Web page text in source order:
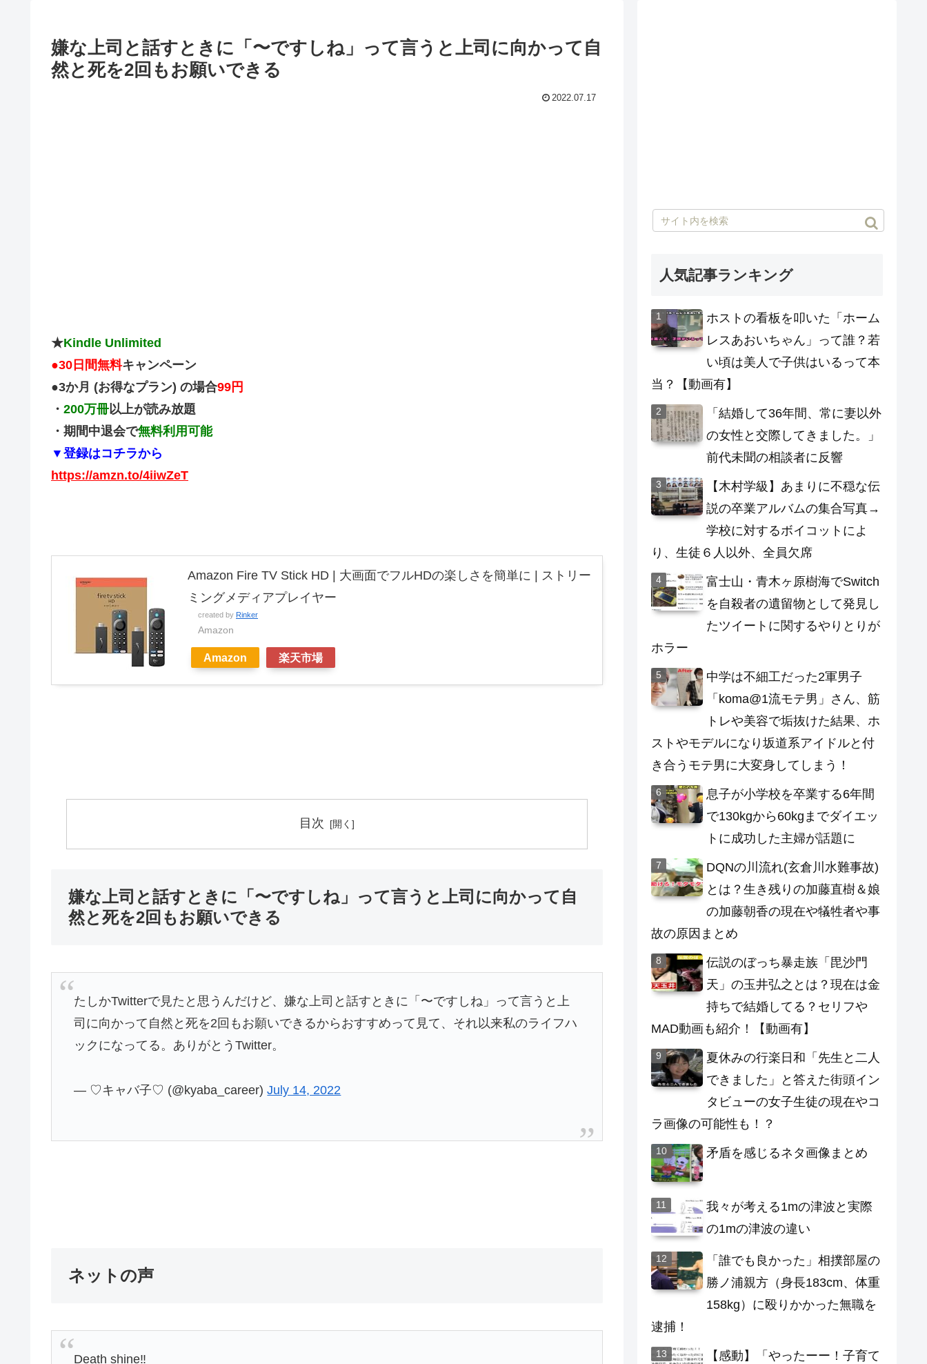
嫌な上司と話すときに「〜ですしね」って言うと上司に向かって自
然と死を2回もお願いできる
2022.07.17
★Kindle Unlimited
●30日間無料キャンペーン
●3か月 (お得なプラン) の場合99円
・ 200万冊以上が読み放題
・期間中退会で無料利用可能
▼登録はコチラから
https://amzn.to/4iiwZeT
Amazon Fire TV Stick HD | 大画面でフルHDの楽しさを簡単に | ストリー
ミングメディアプレイヤー
created by Rinker
Amazon
Amazon 楽天市場
目次
嫌な上司と話すときに「〜ですしね」って言うと上司に向かって自
然と死を2回もお願いできる
たしかTwitterで見たと思うんだけど、嫌な上司と話すときに「〜ですしね」って言うと上
司に向かって自然と死を2回もお願いできるからおすすめって見て、それ以来私のライフハ
ックになってる。ありがとうTwitter。
— ♡キャバ子♡ (@kyaba_career)July 14, 2022
ネットの声
Death shine‼️
人気記事ランキング
ホストの看板を叩いた「ホーム
レスあおいちゃん」って誰？若
い頃は美人で子供はいるって本
当？【動画有】
「結婚して36年間、常に妻以外
の女性と交際してきました。」
前代未聞の相談者に反響
【木村学級】あまりに不穏な伝
説の卒業アルバムの集合写真→
学校に対するボイコットによ
り、生徒６人以外、全員欠席
富士山・青木ヶ原樹海でSwitch
を自殺者の遺留物として発見し
たツイートに関するやりとりが
ホラー
中学は不細工だった2軍男子
「koma@1流モテ男」さん、筋
トレや美容で垢抜けた結果、ホ
ストやモデルになり坂道系アイドルと付
き合うモテ男に大変身してしまう！
息子が小学校を卒業する6年間
で130kgから60kgまでダイエッ
トに成功した主婦が話題に
DQNの川流れ(玄倉川水難事故)
とは？生き残りの加藤直樹＆娘
の加藤朝香の現在や犠牲者や事
故の原因まとめ
伝説のぼっち暴走族「毘沙門
天」の玉井弘之とは？現在は金
持ちで結婚してる？セリフや
MAD動画も紹介！【動画有】
夏休みの行楽日和「先生と二人
できました」と答えた街頭イン
タビューの女子生徒の現在やコ
ラ画像の可能性も！？
矛盾を感じるネタ画像まとめ
我々が考える1mの津波と実際
の1mの津波の違い
「誰でも良かった」相撲部屋の
勝ノ浦親方（身長183cm、体重
158kg）に殴りかかった無職を
逮捕！
【感動】「やったーー！子育て